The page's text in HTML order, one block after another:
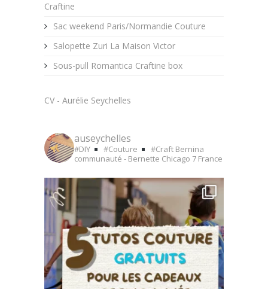
Craftine
Sac weekend Paris/Normandie Couture
Salopette Zuri La Maison Victor
Sous-pull Romantica Craftine box
CV - Aurélie Seychelles
auseychelles
#DIY #Couture #Craft Bernina
communauté - Bernette Chicago 7 France